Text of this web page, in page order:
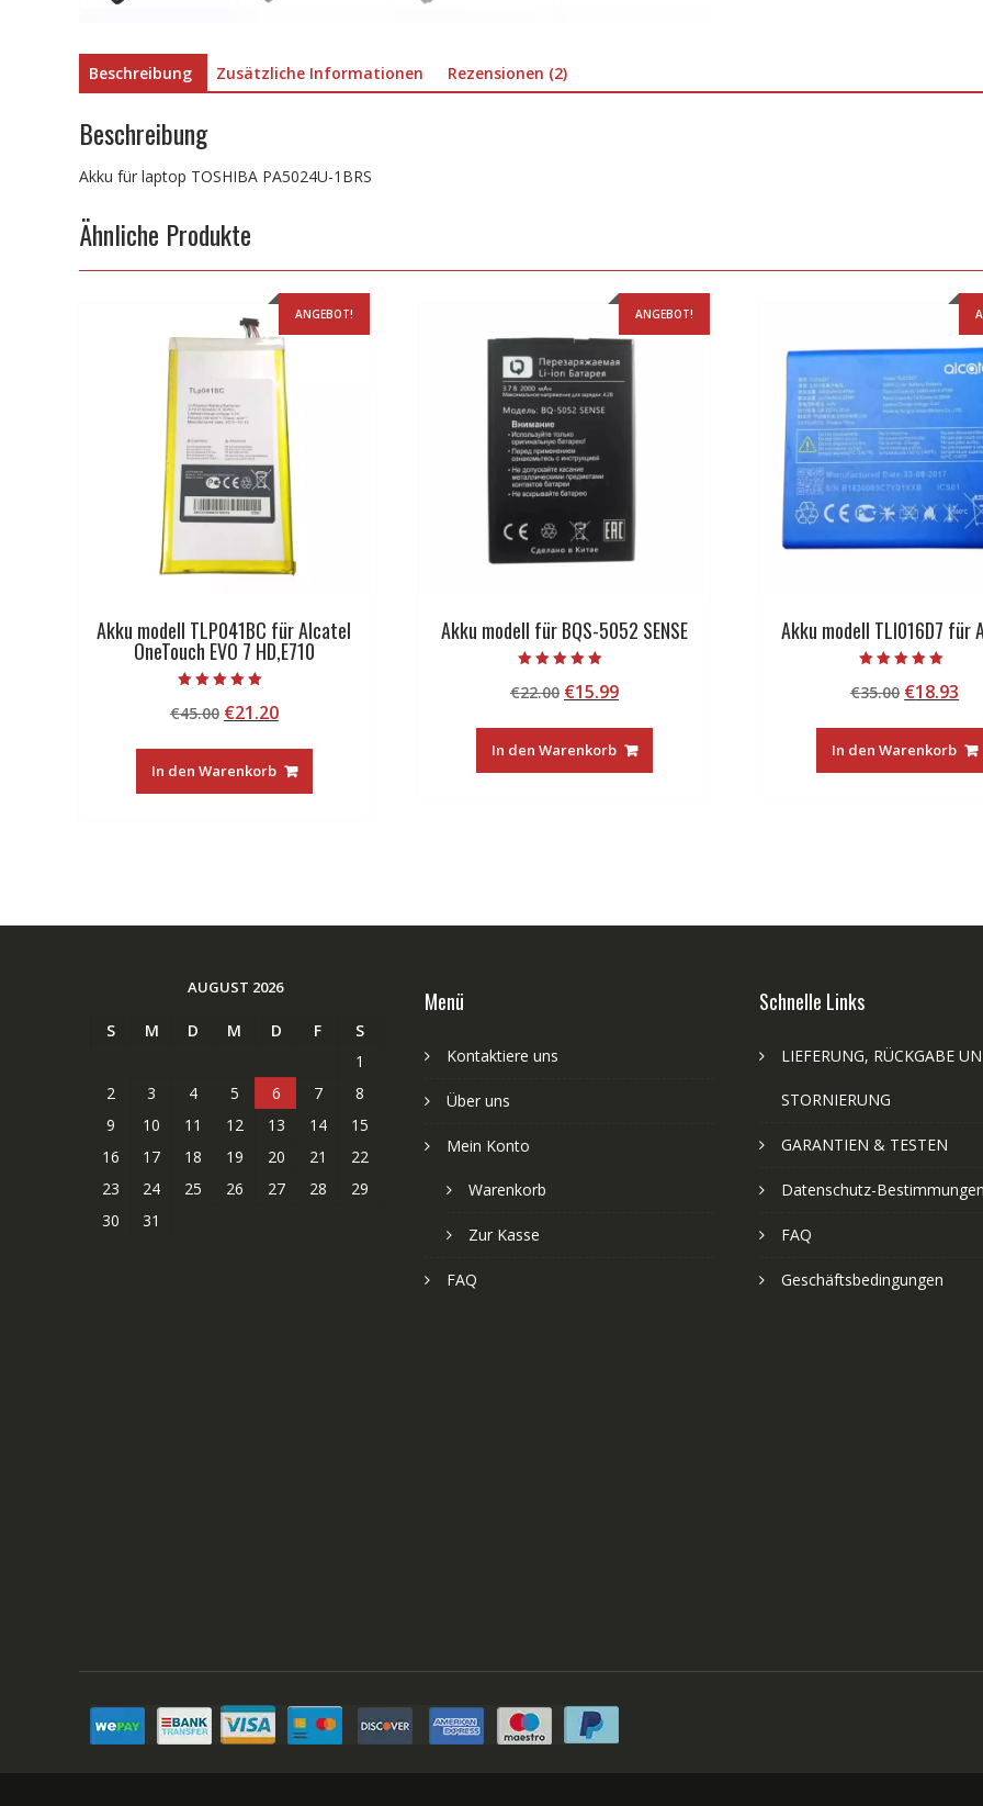
Beschreibung Zusätzliche Informationen Rezensionen (2)
Beschreibung
Akku für laptop TOSHIBA PA5024U-1BRS
Ähnliche Produkte
ANGEBOT!
Akku modell TLP041BC für Alcatel
OneTouch EVO 7 HD,E710
5.00
von 5
€45.00 Ursprünglicher
war:
€45.00
€21.20Aktueller
ist:
€21.20.
In den Warenkorb
ANGEBOT!
Akku modell für BQS-5052 SENSE
5.00
von 5
€22.00 Ursprünglicher
war:
€22.00
€15.99Aktueller
ist:
€15.99.
In den Warenkorb
Akku modell TLI016D7 für
5.00
von 5
€35.00
war:
€35.00
€18.93
ist:
In den Warenkorb
AUGUST 2026
S M D M D F
S
1
2
3 4 5 6 7
8
9
10 11 12 13 14
15
16
17 18 19 20 21
22
23
24 25 26 27 28
29
30
31
Menü
Kontaktiere uns
Über uns
Mein Konto
Warenkorb
Zur Kasse
FAQ
Schnelle Links
LIEFERUNG, RÜCKGABE
STORNIERUNG
GARANTIEN & TESTEN
Datenschutz-Bestimmungen
FAQ
Geschäftsbedingungen